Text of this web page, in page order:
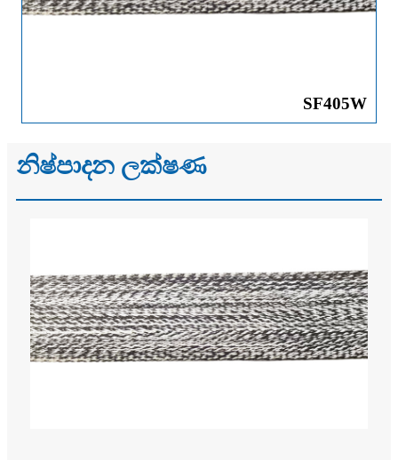
SF405W
නිෂ්පාදන ලක්ෂණ